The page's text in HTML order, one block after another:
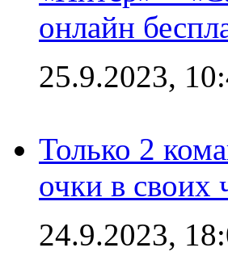
онлайн
25.9.2023,
Только 2
очки в своих
24.9.2023,